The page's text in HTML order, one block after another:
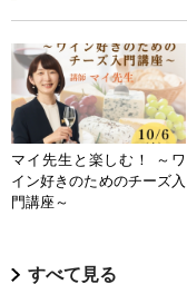
マイ先生と楽しむ！ ～ワ
イン好きのためのチーズ入
門講座～
すべて見る